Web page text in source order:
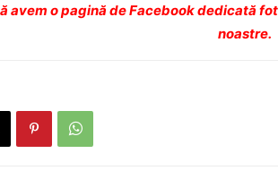
avem o pagină de Facebook dedicată
noastre.